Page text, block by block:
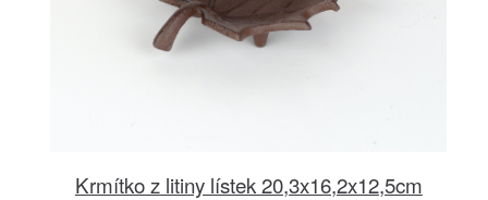
Krmítko z litiny lístek 20,3x16,2x12,5cm